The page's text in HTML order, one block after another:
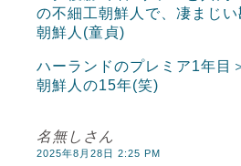
の不細工朝鮮人で、凄まじ
朝鮮人(童貞)
ハーランドのプレミア1年目
朝鮮人の15年(笑)
名無しさん
2025年8月28日 2:25 PM